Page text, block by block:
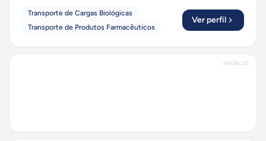
Transporte de Cargas Biológicas
Transporte de Produtos Farmacêuticos
Ver perfil
ANÚNCIO